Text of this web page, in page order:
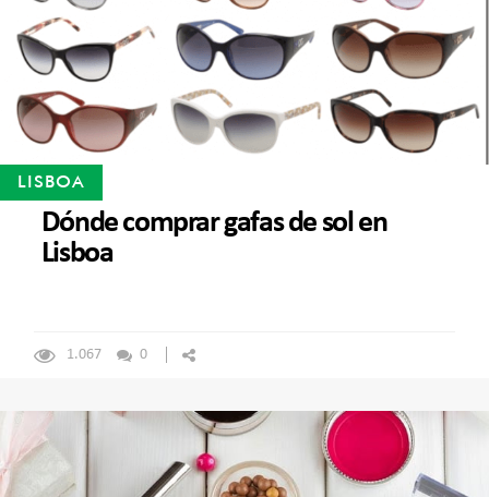
LISBOA
Dónde comprar gafas de sol en
Lisboa
1.067 0